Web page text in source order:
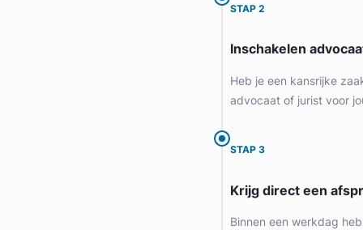
STAP 2
Inschakelen
Heb je een kansrijke
advocaat of jurist voor
STAP 3
Krijg direct een
Binnen een werkdag